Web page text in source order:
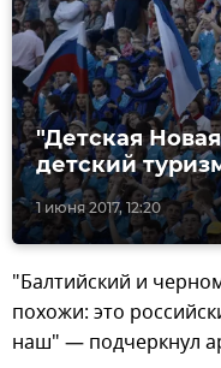
1 июня 2017, 12:20
"Детская
детский
"Балтийский и
похожи: это
наш" — подчеркнул